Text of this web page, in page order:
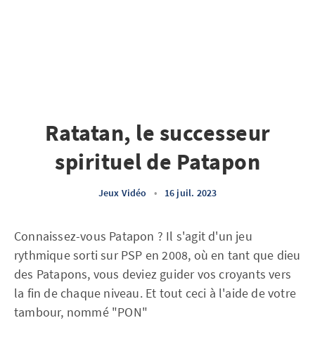
Ratatan, le successeur
spirituel de Patapon
Jeux Vidéo • 16 juil. 2023
Connaissez-vous Patapon ? Il s'agit d'un jeu
rythmique sorti sur PSP en 2008, où en tant que dieu
des Patapons, vous deviez guider vos croyants vers
la fin de chaque niveau. Et tout ceci à l'aide de votre
tambour, nommé "PON"